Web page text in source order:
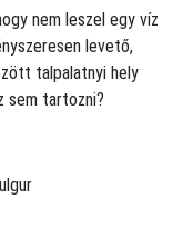
nem leszel egy víz
levető,
talpalatnyi hely
sem tartozni?